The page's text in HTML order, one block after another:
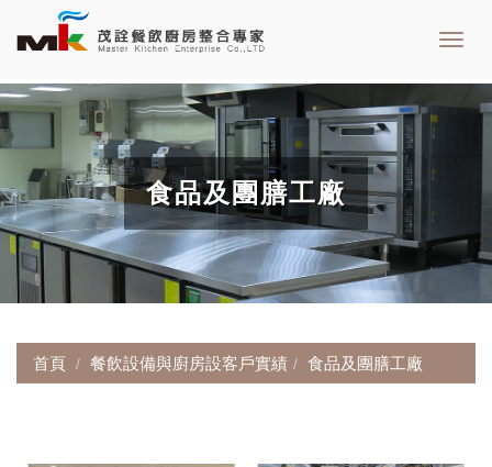
食品及團膳工廠
首頁 餐飲設備與廚房設客戶實績 食品及團膳工廠